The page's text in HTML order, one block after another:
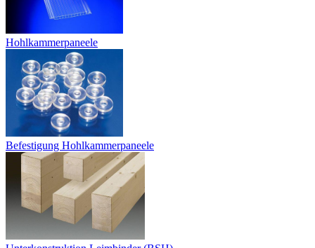
Hohlkammerpaneele
Befestigung Hohlkammerpaneele